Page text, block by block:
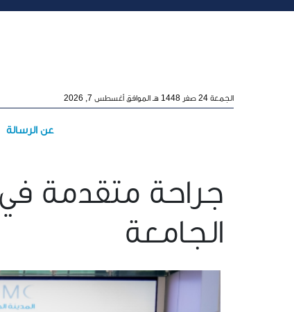
الجمعة 24 صفر 1448 هـ الموافق أغسطس 7, 2026
عن الرسالة
جراحة متقدمة
الجامعة